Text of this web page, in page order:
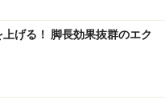
、最初にウォーミング
をして体を温かくして
待できます。また、軽
、脚上げなども、筋肉
げる！ 脚長効果抜群のエク